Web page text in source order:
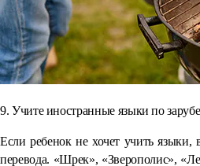
9. Учите иностранные языки по
Если ребенок не хочет учить языки,
перевода. «Шрек», «Зверополис»,